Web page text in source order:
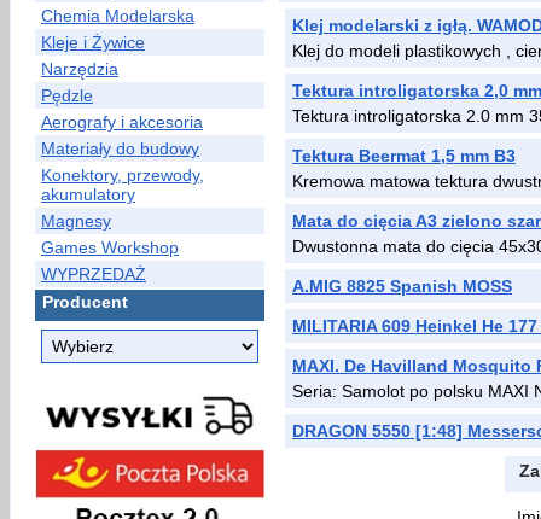
Chemia Modelarska
Kleje i Żywice
Narzędzia
Pędzle
Aerografy i akcesoria
Materiały do budowy
Konektory, przewody,
akumulatory
Magnesy
Games Workshop
WYPRZEDAŻ
Producent
Klej modelarski z igłą.
Klej do modeli plastikowych ,
Tektura introligatorska 2,0
Tektura introligatorska 2.0 mm
Tektura Beermat 1,5 mm B3
Kremowa matowa tektura
Mata do cięcia A3 zielono
Dwustonna mata do cięcia
A.MIG 8825 Spanish MOSS
MILITARIA 609 Heinkel He
MAXI. De Havilland Mosquito
Seria: Samolot po polsku MAXI
DRAGON 5550 [1:48]